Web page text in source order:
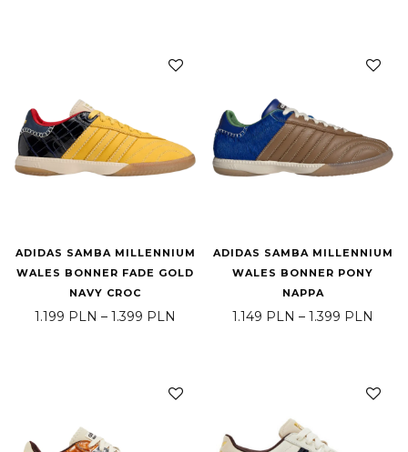
ADIDAS SAMBA MILLENNIUM
WALES BONNER FADE GOLD
NAVY CROC
1.199 PLN – 1.399 PLN Zakres cen: od 1.199 PLN do 1.399
ADIDAS SAMBA MILLENNIUM
WALES BONNER PONY
NAPPA
1.149 PLN – 1.399 PLN